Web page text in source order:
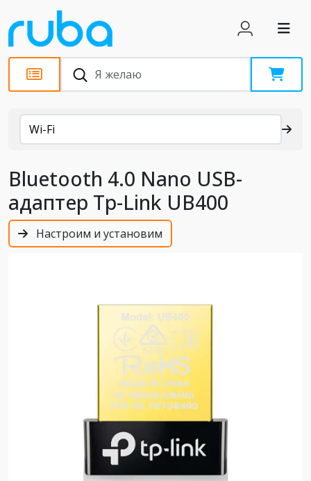
Каталог
Wi-Fi
Bluetooth 4.0 Nano USB-
адаптер Tp-Link UB400
Настроим и установим